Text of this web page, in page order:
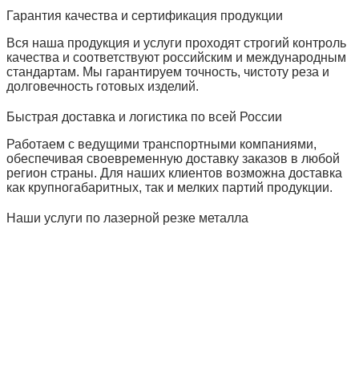
Гарантия качества и сертификация продукции
Вся наша продукция и услуги проходят строгий контроль
качества и соответствуют российским и международным
стандартам. Мы гарантируем точность, чистоту реза и
долговечность готовых изделий.
Быстрая доставка и логистика по всей России
Работаем с ведущими транспортными компаниями,
обеспечивая своевременную доставку заказов в любой
регион страны. Для наших клиентов возможна доставка
как крупногабаритных, так и мелких партий продукции.
Наши услуги по лазерной резке металла